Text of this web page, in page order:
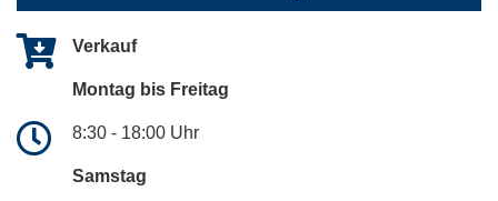
Verkauf
Montag bis Freitag
8:30 - 18:00 Uhr
Samstag